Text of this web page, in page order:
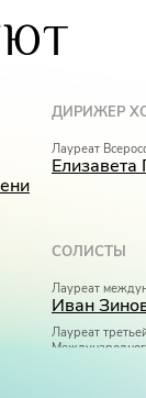
ДИРИЖЕР
Лауреат
СОЛИСТЫ
Лауреат
Иван
Лауреат